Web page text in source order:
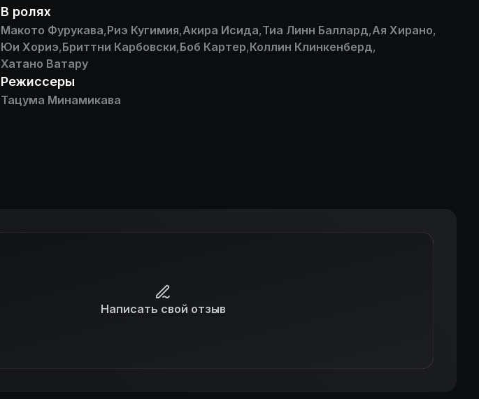
В ролях
Макото Фурукава,Риэ Кугимия,Акира Исида,Тиа Линн Баллард,Ая Хирано,
Юи Хориэ,Бриттни Карбовски,Боб Картер,Коллин Клинкенберд,
Хатано Ватару
Режиссеры
Тацума Минамикава
Написать свой отзыв